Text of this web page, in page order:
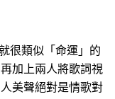
很類似「命運」的
加上兩人將歌詞視
美聲絕對是情歌對